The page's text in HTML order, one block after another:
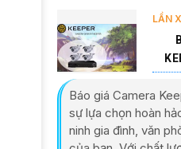
LẦN
Báo giá Camera
sự lựa chọn hoàn
ninh gia đình, văn